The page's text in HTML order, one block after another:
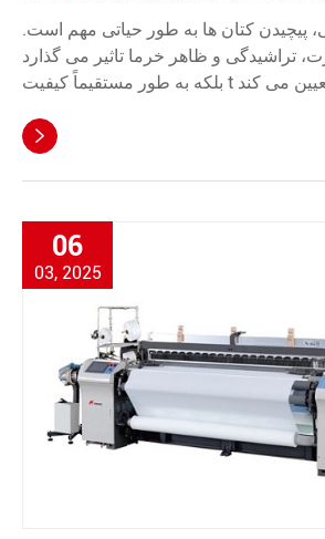
پیچیدن کتان ها به طور حیاتی مهم است.
تراشیدگی و ظاهر خرما تاثیر می گذارد

06
03, 2025